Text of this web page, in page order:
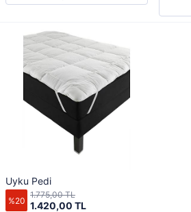
Uyku Pedi
%20 1.420,00 TL
1.775,00 TL